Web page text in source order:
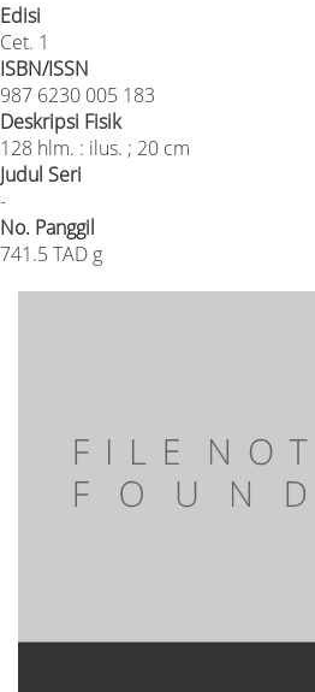
Edisi
Cet. 1
ISBN/ISSN
987 6230 005 183
Deskripsi Fisik
128 hlm. : ilus. ; 20 cm
Judul Seri
-
No. Panggil
741.5 TAD g